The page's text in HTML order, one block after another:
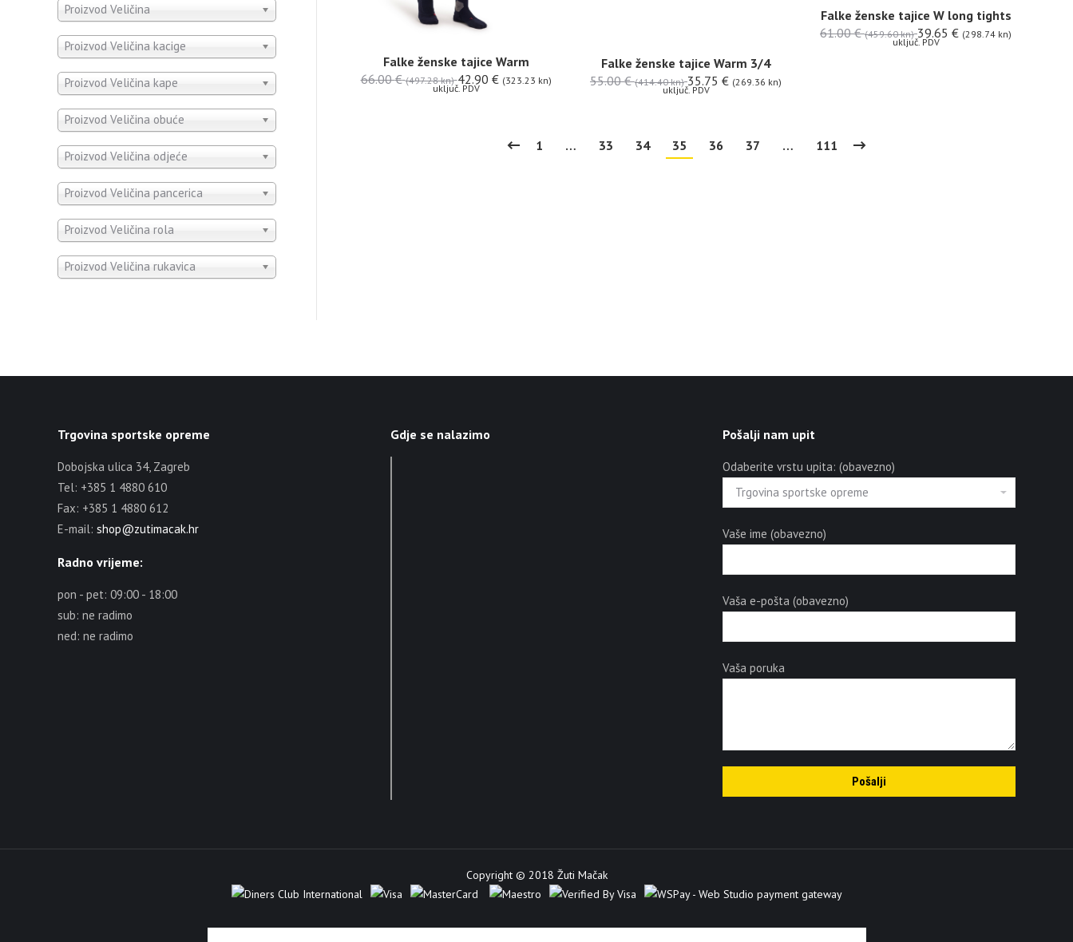
Falke ženske tajice W long tights
61.00€ (459.60 kn) 39.65 € (298.74 kn)
uključ. PDV
Falke ženske tajice Warm
66.00€ (497.28 kn) 42.90 € (323.23 kn)
uključ. PDV
Falke ženske tajice Warm 3/4
55.00€ (414.40 kn) 35.75 € (269.36 kn)
uključ. PDV
1 … 33 34 35 36 37 … 111
Proizvod Veličina
Proizvod Veličina kacige
Proizvod Veličina kape
Proizvod Veličina obuće
Proizvod Veličina odjeće
Proizvod Veličina pancerica
Proizvod Veličina rola
Proizvod Veličina rukavica
Trgovina sportske opreme
Dobojska ulica 34, Zagreb
Tel: +385 1 4880 610
Fax: +385 1 4880 612
E-mail: shop@zutimacak.hr
Radno vrijeme:
pon - pet: 09:00 - 18:00
sub: ne radimo
ned: ne radimo
Gdje se nalazimo Pošalji nam upit
Odaberite vrstu upita: (obavezno)
Vaše ime (obavezno)
Vaša e-pošta (obavezno)
Vaša poruka
Copyright © 2018 Žuti Mačak